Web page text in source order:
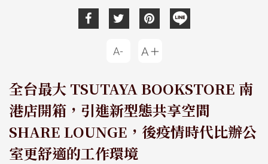
全台最大 TSUTAYA BOOKSTORE 南
港店開箱，引進新型態共享空間
SHARE LOUNGE，後疫情時代比辦公
室更舒適的工作環境